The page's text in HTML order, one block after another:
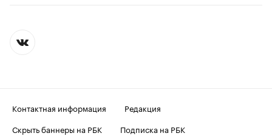
Контактная информация
Редакция
Скрыть баннеры на РБК
Подписка на РБК